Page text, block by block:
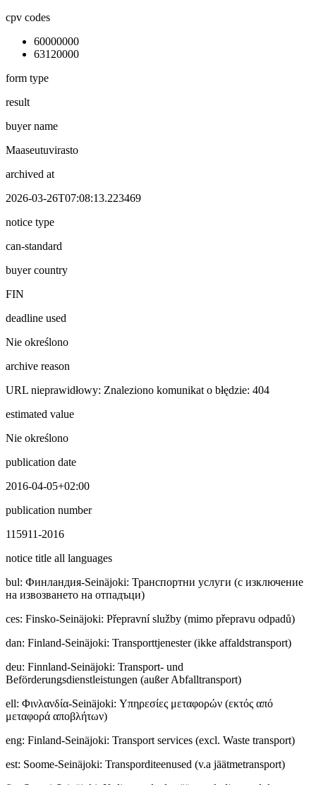
cpv codes
60000000
63120000
form type
result
buyer name
Maaseutuvirasto
archived at
2026-03-26T07:08:13.223469
notice type
can-standard
buyer country
FIN
deadline used
Nie określono
archive reason
URL nieprawidłowy: Znaleziono komunikat o błędzie: 404
estimated value
Nie określono
publication date
2016-04-05+02:00
publication number
115911-2016
notice title all languages
bul: Финлaндия-Seinäjoki: Транспортни услуги (с изключение
на извозването на отпадъци)
ces: Finsko-Seinäjoki: Přepravní služby (mimo přepravu odpadů)
dan: Finland-Seinäjoki: Transporttjenester (ikke affaldstransport)
deu: Finnland-Seinäjoki: Transport- und
Beförderungsdienstleistungen (außer Abfalltransport)
ell: Φινλανδία-Seinäjoki: Υπηρεσίες μεταφορών (εκτός από
μεταφορά αποβλήτων)
eng: Finland-Seinäjoki: Transport services (excl. Waste transport)
est: Soome-Seinäjoki: Transporditeenused (v.a jäätmetransport)